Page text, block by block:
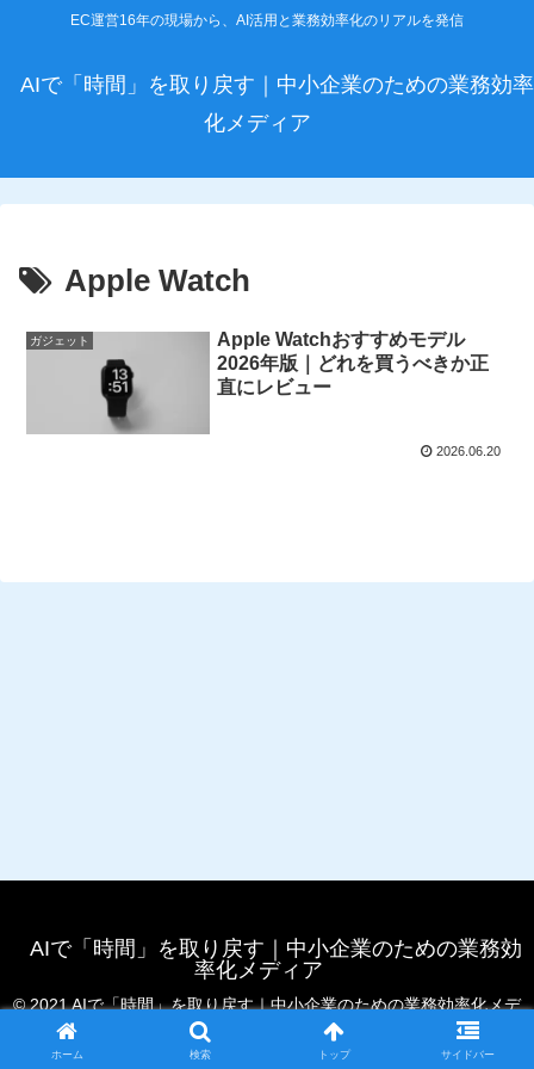
EC運営16年の現場から、AI活用と業務効率化のリアルを発信
AIで「時間」を取り戻す｜中小企業のための業務効率
化メディア
Apple Watch
ガジェット
Apple Watchおすすめモデル
2026年版｜どれを買うべきか正
直にレビュー
2026.06.20
AIで「時間」を取り戻す｜中小企業のための業務効
率化メディア
© 2021 AIで「時間」を取り戻す｜中小企業のための業務効率化メデ
ホーム 検索 トップ サイドバー